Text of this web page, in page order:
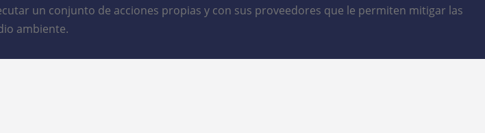
un conjunto de acciones propias y con sus proveedores que le permiten mitigar las
ambiente.